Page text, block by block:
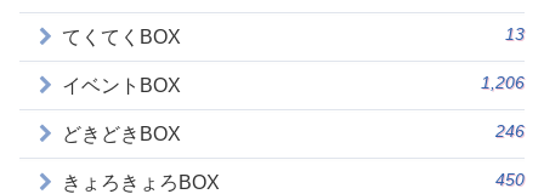
てくてくBOX 13
イベントBOX 1,206
どきどきBOX 246
きょろきょろBOX 450